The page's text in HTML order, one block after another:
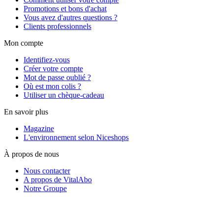
Promotions et bons d'achat
Vous avez d'autres questions ?
Clients professionnels
Mon compte
Identifiez-vous
Créer votre compte
Mot de passe oublié ?
Où est mon colis ?
Utiliser un chèque-cadeau
En savoir plus
Magazine
L'environnement selon Niceshops
À propos de nous
Nous contacter
A propos de VitalAbo
Notre Groupe